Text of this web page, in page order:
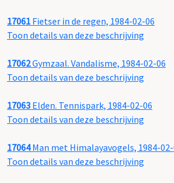
17061 Fietser in de regen, 1984-02-06
Toon details van deze beschrijving
17062Gymzaal. Vandalisme, 1984-02-06
Toon details van deze beschrijving
17063 Elden. Tennispark, 1984-02-06
Toon details van deze beschrijving
17064Man met Himalayavogels, 1984-
Toon details van deze beschrijving